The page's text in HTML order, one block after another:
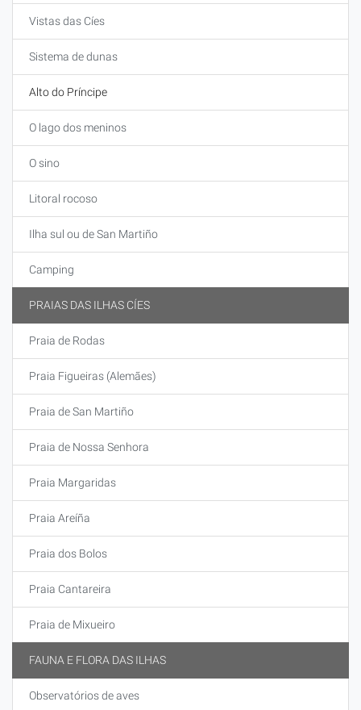
Vistas das Cíes
Sistema de dunas
Alto do Príncipe
O lago dos meninos
O sino
Litoral rocoso
Ilha sul ou de San Martiño
Camping
PRAIAS DAS ILHAS CÍES
Praia de Rodas
Praia Figueiras (Alemães)
Praia de San Martiño
Praia de Nossa Senhora
Praia Margaridas
Praia Areíña
Praia dos Bolos
Praia Cantareira
Praia de Mixueiro
FAUNA E FLORA DAS ILHAS
Observatórios de aves